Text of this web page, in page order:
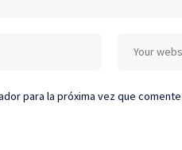
para la próxima vez que